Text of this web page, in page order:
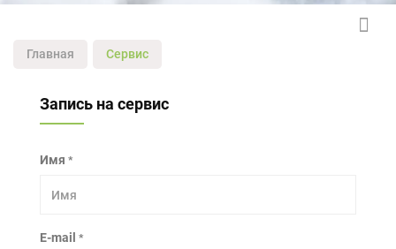
Главная Сервис
Запись на сервис
Имя *
E-mail *